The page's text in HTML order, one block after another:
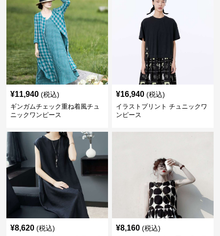
¥11,940 (税込)
ギンガムチェック重ね着風チュ
ニックワンピース
¥16,940 (税込)
イラストプリント チュニックワ
ンピース
¥8,620 (税込) ¥8,160 (税込)